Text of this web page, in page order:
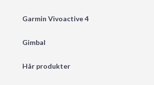
Garmin Vivoactive 4
Gimbal
Hår produkter